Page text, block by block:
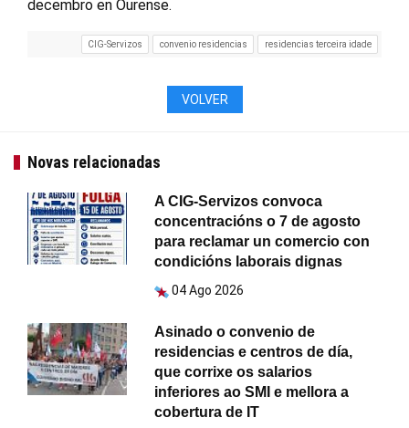
decembro en Ourense.
CIG-Servizos convenio residencias residencias terceira idade
VOLVER
Novas relacionadas
A CIG-Servizos convoca
concentracións o 7 de agosto
para reclamar un comercio con
condicións laborais dignas
04 Ago 2026
Asinado o convenio de
residencias e centros de día,
que corrixe os salarios
inferiores ao SMI e mellora a
cobertura de IT